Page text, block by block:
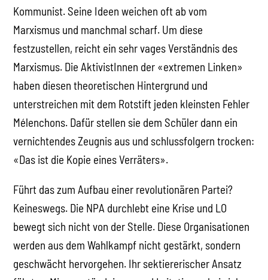
Kommunist. Seine Ideen weichen oft ab vom
Marxismus und manchmal scharf. Um diese
festzustellen, reicht ein sehr vages Verständnis des
Marxismus. Die AktivistInnen der «extremen Linken»
haben diesen theoretischen Hintergrund und
unterstreichen mit dem Rotstift jeden kleinsten Fehler
Mélenchons. Dafür stellen sie dem Schüler dann ein
vernichtendes Zeugnis aus und schlussfolgern trocken:
«Das ist die Kopie eines Verräters».
Führt das zum Aufbau einer revolutionären Partei?
Keineswegs. Die NPA durchlebt eine Krise und LO
bewegt sich nicht von der Stelle. Diese Organisationen
werden aus dem Wahlkampf nicht gestärkt, sondern
geschwächt hervorgehen. Ihr sektiererischer Ansatz